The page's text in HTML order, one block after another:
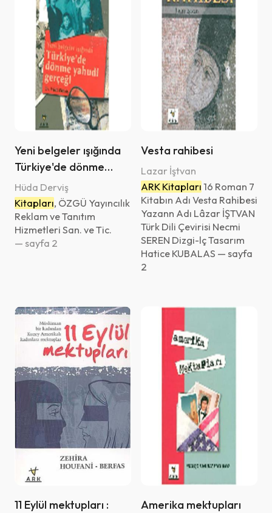
Yeni belgeler ışığında
Türkiye'de dönme
Yahudi gerçeği
Hüda Derviş
Kitapları, ÖZGÜ Yayıncılık
Reklam ve Tanıtım
Hizmetleri San. ve Tic.
— sayfa 2
Vesta rahibesi
Lazar İştvan
ARK Kitapları 16 Roman 7
Kitabın Adı Vesta Rahibesi
Yazann Adı Lâzar İŞTVAN
Türk Dili Çevirisi Necmi
SEREN Dizgi-lç Tasarım
Hatice KUBALAS — sayfa
2
11 Eylül mektupları :
Amerika mektupları